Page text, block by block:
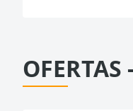
OFERTAS